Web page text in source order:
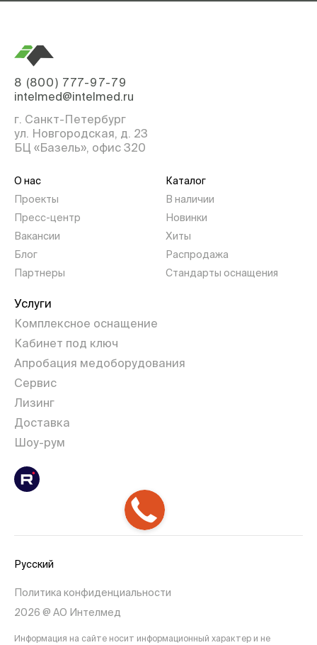
8 (800) 777-97-79
intelmed@intelmed.ru
г. Санкт-Петербург
ул. Новгородская, д. 23
БЦ «Базель», офис 320
О нас
Проекты
Пресс-центр
Вакансии
Блог
Партнеры
Каталог
В наличии
Новинки
Хиты
Распродажа
Стандарты оснащения
Услуги
Комплексное оснащение
Кабинет под ключ
Апробация медоборудования
Сервис
Лизинг
Доставка
Шоу-рум
Русский
Политика конфиденциальности
2026 @ АО Интелмед
Информация на сайте носит информационный характер и не